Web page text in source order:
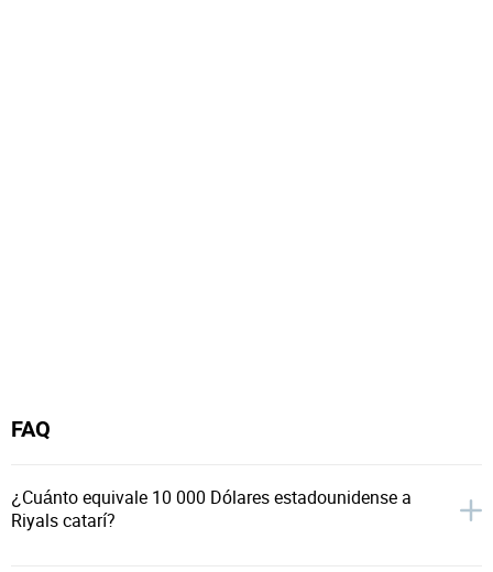
FAQ
¿Cuánto equivale 10 000 Dólares estadounidense a
Riyals catarí?